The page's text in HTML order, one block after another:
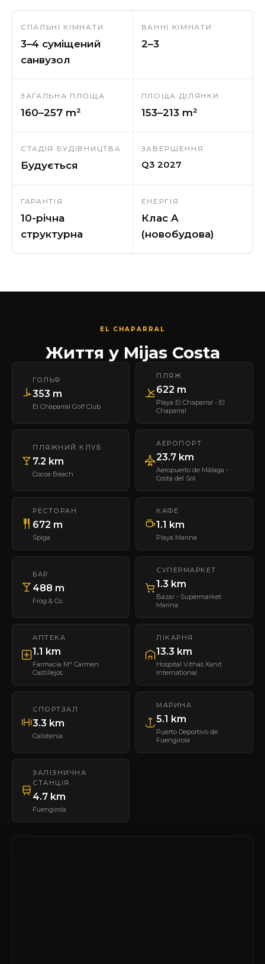
СПАЛЬНІ КІМНАТИ
3–4 суміщений
санвузол
ВАННІ КІМНАТИ
2–3
ЗАГАЛЬНА ПЛОЩА
160–257 m²
ПЛОЩА ДІЛЯНКИ
153–213 m²
СТАДІЯ БУДІВНИЦТВА
Будується
ЗАВЕРШЕННЯ
Q3 2027
ГАРАНТІЯ
10-річна
структурна
ЕНЕРГІЯ
Клас A
(новобудова)
EL CHAPARRAL
Життя у Mijas Costa
ГОЛЬФ
353 m
El Chaparral Golf Club
ПЛЯЖ
622 m
Playa El Chaparral - El
Chaparral
ПЛЯЖНИЙ КЛУБ
7.2 km
Cocoa Beach
АЕРОПОРТ
23.7 km
Aeropuerto de Málaga -
Costa del Sol
РЕСТОРАН
672 m
Spiga
КАФЕ
1.1 km
Playa Marina
БАР
488 m
Frog & Co.
СУПЕРМАРКЕТ
1.3 km
Bazar - Supermarket
Marina
АПТЕКА
1.1 km
Farmacia Mª Carmen
Castillejos
ЛІКАРНЯ
13.3 km
Hospital Vithas Xanit
International
СПОРТЗАЛ
3.3 km
Calistenia
МАРИНА
5.1 km
Puerto Deportivo de
Fuengirola
ЗАЛІЗНИЧНА
СТАНЦІЯ
4.7 km
Fuengirola